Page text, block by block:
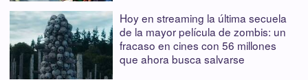
Hoy en streaming la última secuela
de la mayor película de zombis: un
fracaso en cines con 56 millones
que ahora busca salvarse